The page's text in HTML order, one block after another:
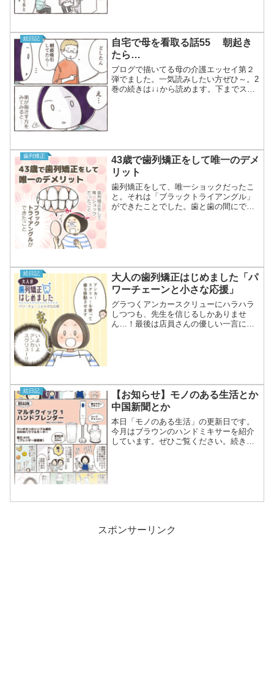
絵日記
自宅で母を看取る話55 朝起き
たら…
ブログで描いてる母の介護エッセイ第２
弾でました。一気読みしたい方ぜひ～。2
巻の続きは↓↓から読めます。下までスク
歯列矯正
43歳で歯列矯正をして唯一のデメ
リット
歯列矯正をして、唯一ショックだったこ
と。それは「ブラックトライアングル」
ができたことでした。歯と歯の間にでき
絵日記
大人の歯列矯正はじめました「パ
ワーチェーンと小さな応援」
グラつくアンカースクリューにハラハラ
しつつも、先生を信じるしかありませ
ん…！最後は店員さんの優しい一言に救
絵日記
【お知らせ】モノのある生活とか
中国新聞とか
本日「モノのある生活」の更新日です。
今月はブラウンのハンドミキサーを紹介
しています。ぜひご覧ください。続きは↓
スポンサーリンク